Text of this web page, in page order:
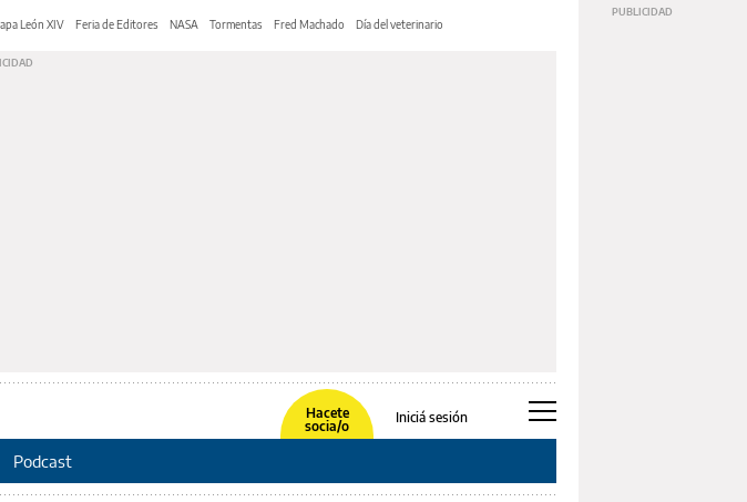
León XIV Feria de Editores NASA Tormentas Fred Machado Día del veterinario
Hacete
socia/o
Iniciá sesión
Podcast